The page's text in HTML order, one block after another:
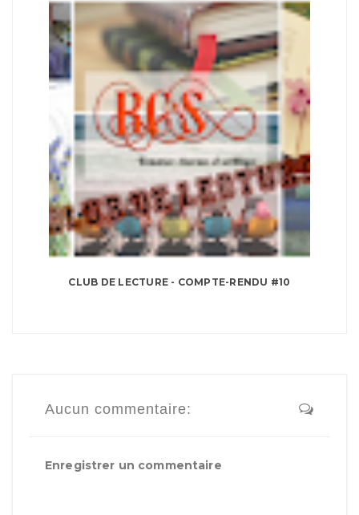
CLUB DE LECTURE - COMPTE-RENDU #10
Aucun commentaire:
Enregistrer un commentaire